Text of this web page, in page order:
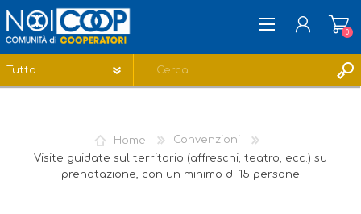
LISTA DEI DESIDERI
0
Home
Convenzioni
Visite guidate sul territorio (affreschi, teatro, ecc.) su
prenotazione, con un minimo di 15 persone